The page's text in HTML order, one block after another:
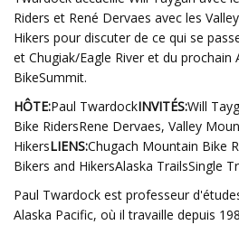
Riders et René Dervaes avec les
Hikers pour discuter de ce qui se
et Chugiak/Eagle River et du prochain
BikeSummit.
HÔTE:Paul TwardockINVITÉS:Will
Bike RidersRene Dervaes, Valley
HikersLIENS:Chugach Mountain Bike
Bikers and HikersAlaska TrailsSingle
Paul Twardock est professeur
Alaska Pacific, où il travaille depuis